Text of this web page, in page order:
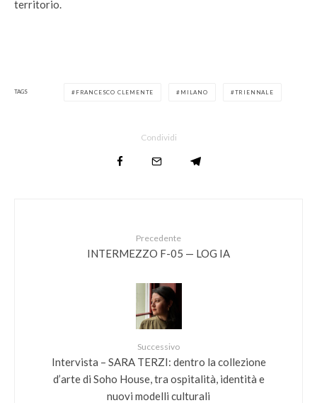
territorio.
TAGS FRANCESCO CLEMENTE MILANO TRIENNALE
Condividi
Precedente
INTERMEZZO F-05 — LOG IA
Successivo
Intervista – SARA TERZI: dentro la collezione
d’arte di Soho House, tra ospitalità, identità e
nuovi modelli culturali